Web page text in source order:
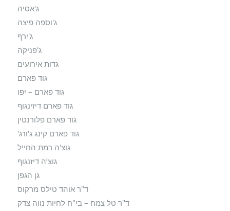
ג'אסיה
ג'וספה פיצה
ג'ירף
ג'פניקה
גדות אירועים
גוד פארם
גוד פארם – יפו
גוד פארם דיזינגוף
גוד פארם פלורנטין
גוד פארם קינג ג'ורג'
גוצ'ה רמת החייל
גוצ’ה דיזנגוף
גן הגפן
ד"ר אוהד טילס מרקוס
ד"ר טל צמח – בי"ח לחיות נווה צדק